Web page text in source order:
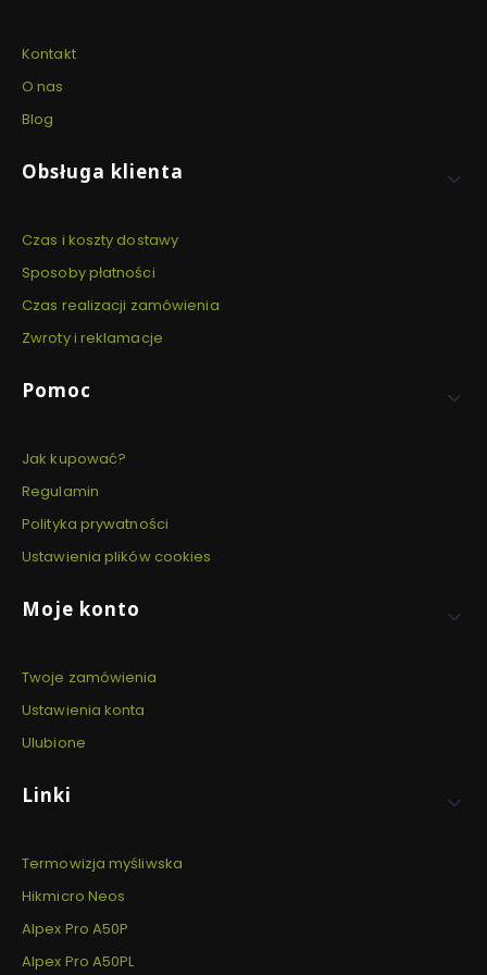
Kontakt
O nas
Blog
Obsługa klienta
Czas i koszty dostawy
Sposoby płatności
Czas realizacji zamówienia
Zwroty i reklamacje
Pomoc
Jak kupować?
Regulamin
Polityka prywatności
Ustawienia plików cookies
Moje konto
Twoje zamówienia
Ustawienia konta
Ulubione
Linki
Termowizja myśliwska
Hikmicro Neos
Alpex Pro A50P
Alpex Pro A50PL